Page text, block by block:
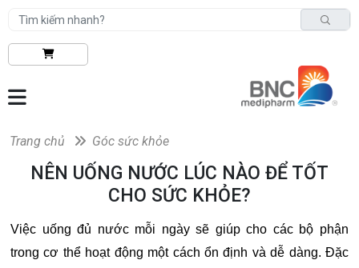
Trang chủ Góc sức khỏe
NÊN UỐNG NƯỚC LÚC NÀO ĐỂ TỐT
CHO SỨC KHỎE?
Việc uống đủ nước mỗi ngày sẽ giúp cho các bộ phận
trong cơ thể hoạt động một cách ổn định và dễ dàng. Đặc